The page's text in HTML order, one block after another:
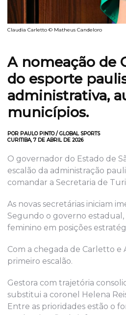
Claudia Carletto © Matheus Candeloro
A nomeação de
do esporte
administrativa,
municípios.
POR PAULO PINTO / GLOBAL SPORTS
CURITIBA, 7 DE ABRIL DE 2026
O governador do Estado de
escalão da administração
comandar a Secretaria de
As novas secretárias iniciam
Segundo o governo
feminino em posições
Com a chegada de Carletto e
primeiro escalão.
Gestora com trajetória
substitui a coronel Helena
Entre as prioridades estão o